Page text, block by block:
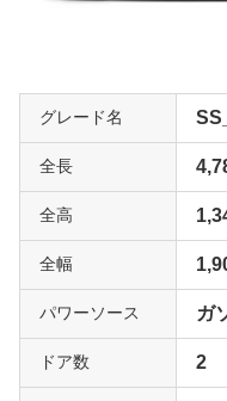
グレード名
全長
全高
全幅
パワーソース ガ
ドア数 2